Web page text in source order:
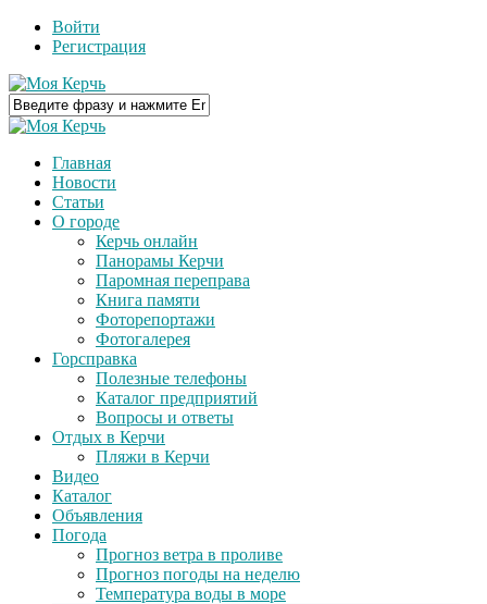
Войти
Регистрация
Главная
Новости
Статьи
О городе
Керчь онлайн
Панорамы Керчи
Паромная переправа
Книга памяти
Фоторепортажи
Фотогалерея
Горсправка
Полезные телефоны
Каталог предприятий
Вопросы и ответы
Отдых в Керчи
Пляжи в Керчи
Видео
Каталог
Объявления
Погода
Прогноз ветра в проливе
Прогноз погоды на неделю
Температура воды в море